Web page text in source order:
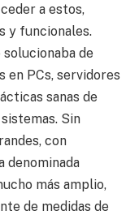
a estos,
y funcionales.
de
en PCs, servidores
sanas de
Sin
con
denominada
más amplio,
de medidas de